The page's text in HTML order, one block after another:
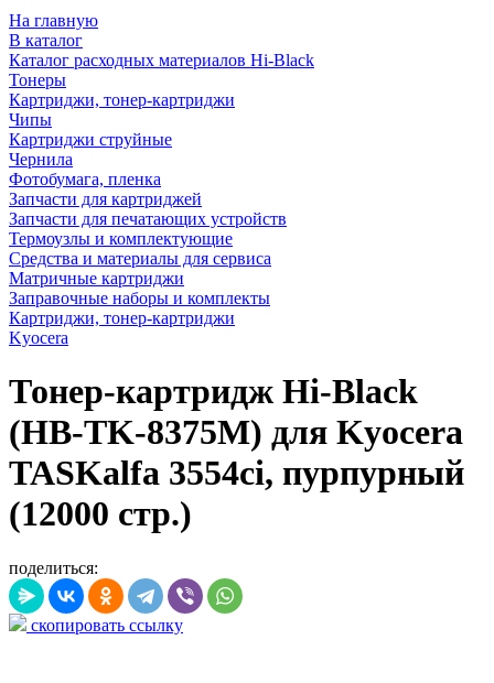
На главную
В каталог
Каталог расходных материалов Hi-Black
Тонеры
Картриджи, тонер-картриджи
Чипы
Картриджи струйные
Чернила
Фотобумага, пленка
Запчасти для картриджей
Запчасти для печатающих устройств
Термоузлы и комплектующие
Средства и материалы для сервиса
Матричные картриджи
Заправочные наборы и комплекты
Картриджи, тонер-картриджи
Kyocera
Тонер-картридж Hi-Black
(HB-TK-8375M) для Kyocera
TASKalfa 3554ci, пурпурный
(12000 стр.)
поделиться:
скопировать ссылку